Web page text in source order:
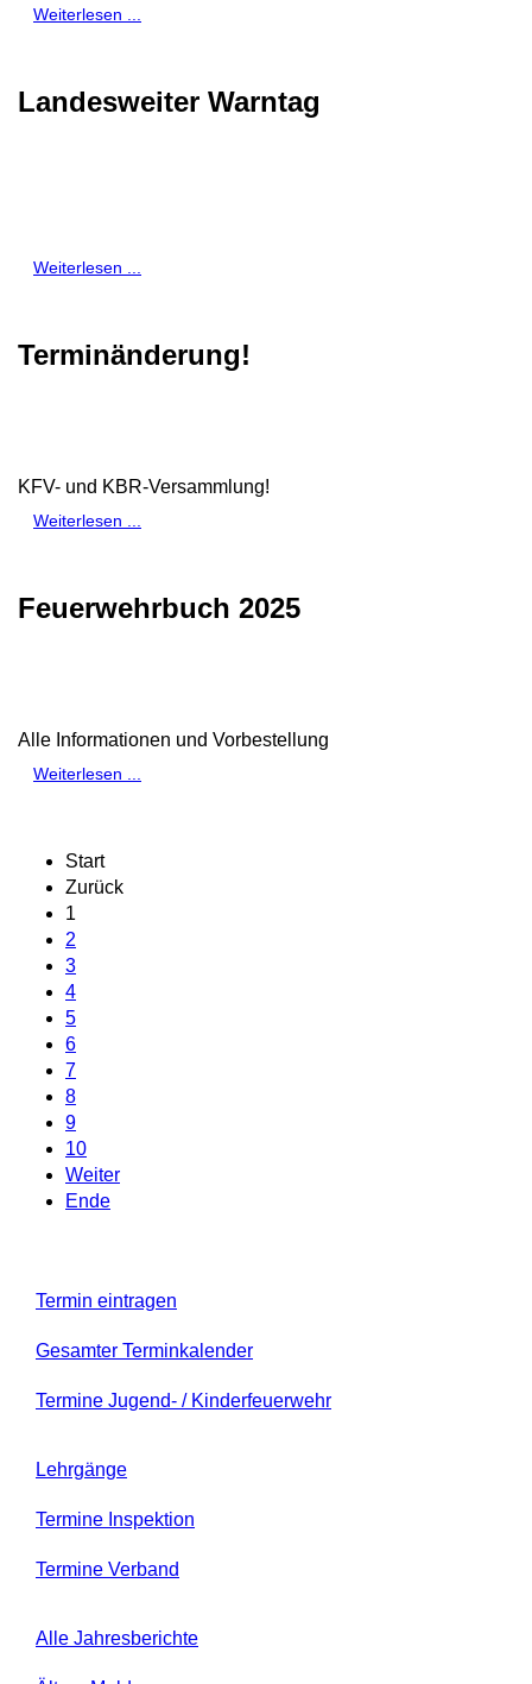
Weiterlesen ...
Landesweiter Warntag
Weiterlesen ...
Terminänderung!
KFV- und KBR-Versammlung!
Weiterlesen ...
Feuerwehrbuch 2025
Alle Informationen und Vorbestellung
Weiterlesen ...
Start
Zurück
1
2
3
4
5
6
7
8
9
10
Weiter
Ende
Termin eintragen
Gesamter Terminkalender
Termine Jugend- / Kinderfeuerwehr
Lehrgänge
Termine Inspektion
Termine Verband
Alle Jahresberichte